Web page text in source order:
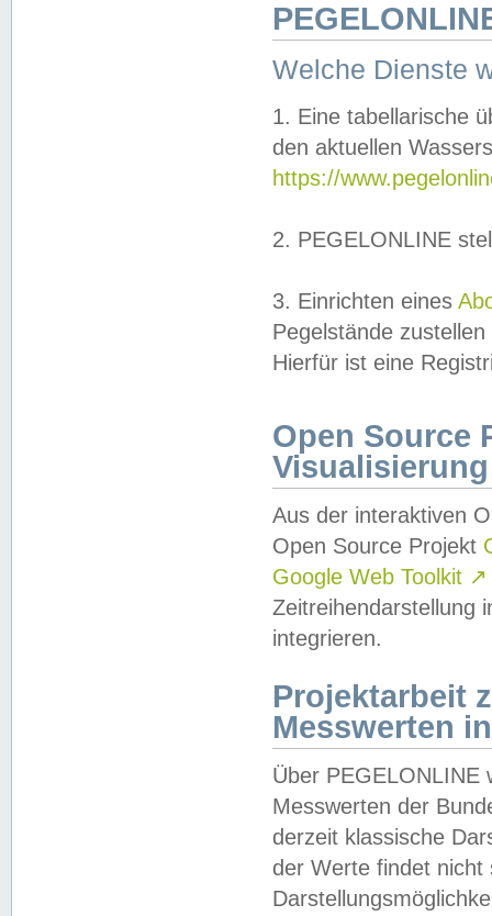
Welche Dienste
1. Eine tabellarische
den aktuellen
https://
2. PEGELONLINE
3. Einrichten eines
Pegelstände
Hierfür ist eine
Open Source
Visualisierung
Aus der interaktiven
Open Source Projekt
Google Web Toolkit ↗
Zeitreihendarstellung
integrieren.
Projektarbeit
Messwerten
Über PEGELONLINE
Messwerten der
derzeit klassische
der Werte findet